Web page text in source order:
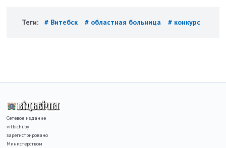
Теги: # Витебск # областная больница # конкурс
Сетевое издание
vitbichi.by
зарегистрировано
Министерством